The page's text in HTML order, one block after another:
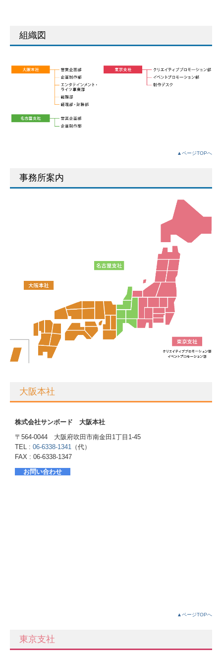
組織図
▲ページTOPへ
事務所案内
大阪本社
株式会社サンボード 大阪本社
〒564-0044 大阪府吹田市南金田1丁目1-45
TEL : 06-6338-1341 （代）
FAX : 06-6338-1347
お問い合わせ
▲ページTOPへ
東京支社